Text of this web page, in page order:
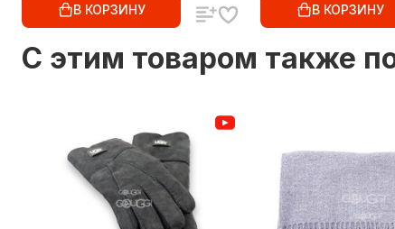
В КОРЗИНУ В КОРЗИНУ
C этим товаром также